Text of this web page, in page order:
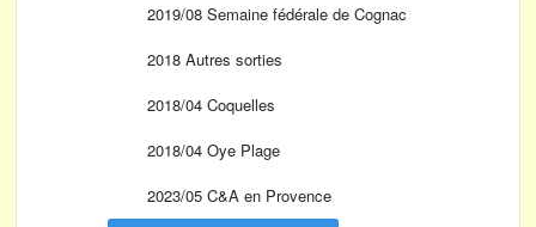
2019/08 Semaine fédérale de Cognac
2018 Autres sorties
2018/04 Coquelles
2018/04 Oye Plage
2023/05 C&A en Provence